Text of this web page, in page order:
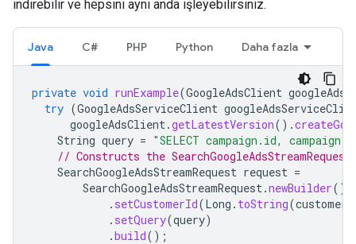
indirebilir ve hepsini aynı anda işleyebilirsiniz.
Java C# PHP Python Daha fazla
private void runExample(GoogleAdsClient
try (GoogleAdsServiceClient
googleAdsClient.getLatestVersion().
String query = "SELECT campaign.id,
// Constructs the
SearchGoogleAdsStreamRequest request =
SearchGoogleAdsStreamRequest.newBuilder()
. setCustomerId(Long . toString(
. setQuery(query)
.build();